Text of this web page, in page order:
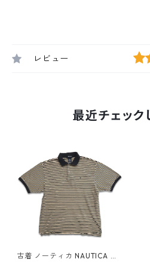
レビュー
最近チェック
古着 ノーティカ NAUTICA 半